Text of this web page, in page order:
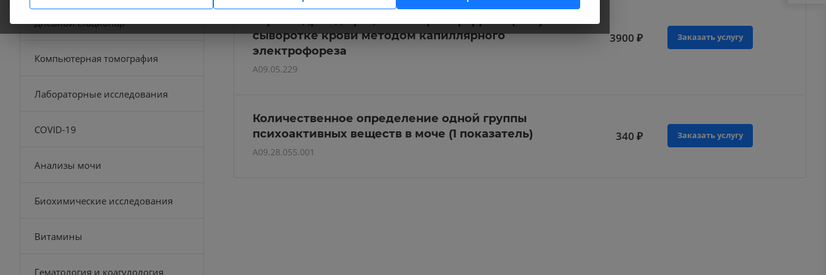
Качественное и количественное определение
сыворотке крови методом капиллярного
электрофореза
A09.05.229
3900 ₽ Заказать услугу
Количественное определение одной группы
психоактивных веществ в моче (1 показатель)
A09.28.055.001
340 ₽ Заказать услугу
Дневной стационар
Компьютерная томография
Лабораторные исследования
COVID-19
Анализы мочи
Биохимические исследования
Витамины
Гематология и коагулология